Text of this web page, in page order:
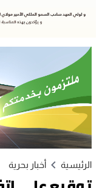
الرئيسية أخبار بحرية